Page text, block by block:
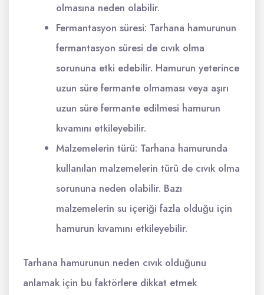
olmasına neden olabilir.
Fermantasyon süresi: Tarhana hamurunun
fermantasyon süresi de cıvık olma
sorununa etki edebilir. Hamurun yeterince
uzun süre fermante olmaması veya aşırı
uzun süre fermante edilmesi hamurun
kıvamını etkileyebilir.
Malzemelerin türü: Tarhana hamurunda
kullanılan malzemelerin türü de cıvık olma
sorununa neden olabilir. Bazı
malzemelerin su içeriği fazla olduğu için
hamurun kıvamını etkileyebilir.
Tarhana hamurunun neden cıvık olduğunu
anlamak için bu faktörlere dikkat etmek